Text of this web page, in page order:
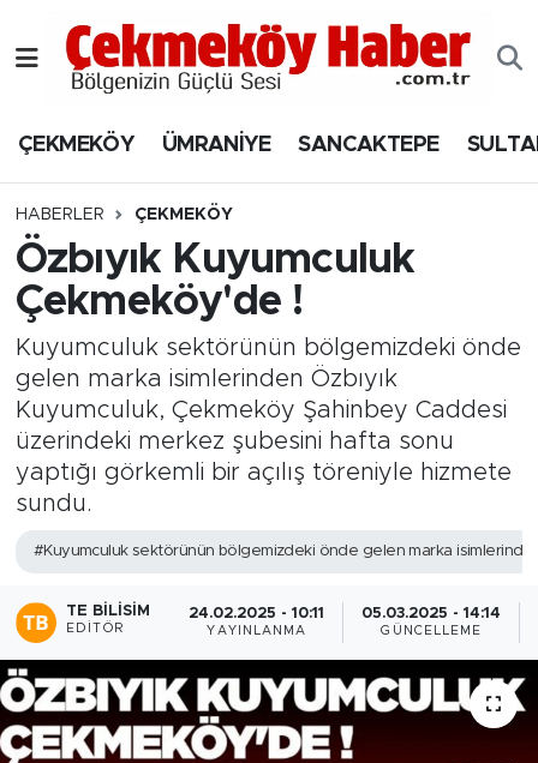
ÇEKMEKÖY ÜMRANİYE SANCAKTEPE
HABERLER ÇEKMEKÖY
Özbıyık Kuyumculuk
Çekmeköy'de !
Kuyumculuk sektörünün bölgemizdeki önde
gelen marka isimlerinden Özbıyık
Kuyumculuk, Çekmeköy Şahinbey Caddesi
üzerindeki merkez şubesini hafta sonu
yaptığı görkemli bir açılış töreniyle hizmete
sundu.
#Kuyumculuk sektörünün bölgemizdeki önde gelen marka isimlerinden
TE BILISIM
EDITÖR
24.02.2025 - 10:11
YAYINLANMA
05.03.2025 - 14:14
GÜNCELLEME
Nöbetçi Eczaneler
Hava Durumu
Namaz Vakitleri
Trafik Durumu
Süper Lig Puan Durumu ve Fikstür
Tüm Manşetler
Son Dakika Haberleri